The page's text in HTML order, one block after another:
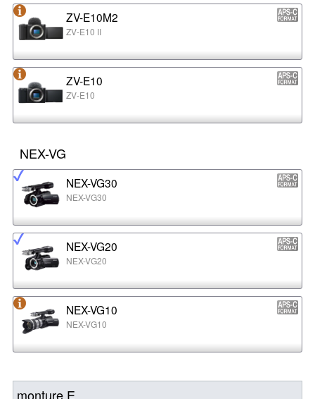
ZV-E10M2
ZV-E10 II
ZV-E10
ZV-E10
NEX-VG
NEX-VG30
NEX-VG30
NEX-VG20
NEX-VG20
NEX-VG10
NEX-VG10
monture E